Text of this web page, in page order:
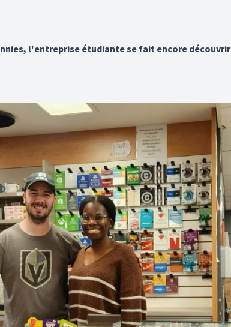
l'entreprise étudiante se fait encore découvrir